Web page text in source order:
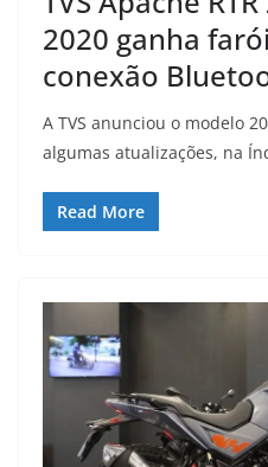
2020 ganha
conexão
A TVS anunciou o modelo
algumas atualizações, na
Read More